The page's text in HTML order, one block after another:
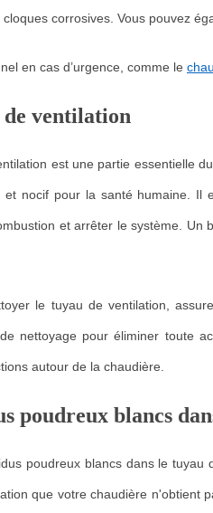
corrosives. Vous pouvez
en cas d’urgence, comme le
ventilation
est une partie essentielle
nocif pour la santé humaine.
et arrêter le système.
le tuyau de ventilation,
nettoyage pour éliminer toute
autour de la chaudière.
poudreux blancs
poudreux blancs dans le
que votre chaudière n'obtient